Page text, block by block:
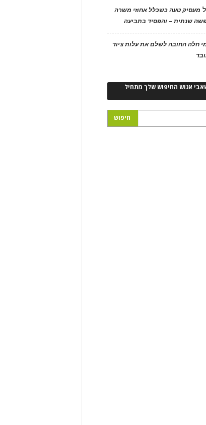
מעסיק טעה כשכלל אחוזי משרה
שנתית – והפסיד בתביעה
חלה החובה לשלם את עלות ציוד
אנוש החיפוש שלך מתחיל